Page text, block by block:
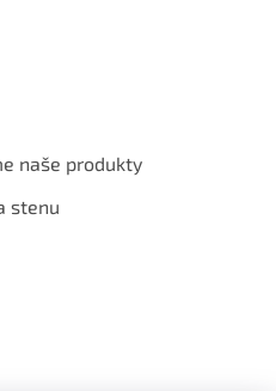
naše produkty
stenu